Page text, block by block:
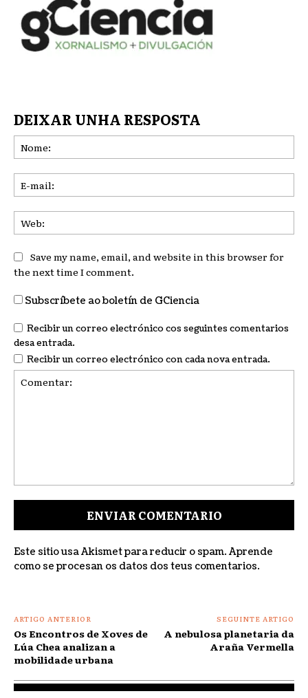
DEIXAR UNHA RESPOSTA
Save my name, email, and website in this browser for
the next time I comment.
Subscríbete ao boletín de GCiencia
Recibir un correo electrónico cos seguintes comentarios
desa entrada.
Recibir un correo electrónico con cada nova entrada.
Este sitio usa Akismet para reducir o spam. Aprende
como se procesan os datos dos teus comentarios.
ARTIGO ANTERIOR
Os Encontros de Xoves de
Lúa Chea analizan a
mobilidade urbana
SEGUINTE ARTIGO
A nebulosa planetaria da
Araña Vermella